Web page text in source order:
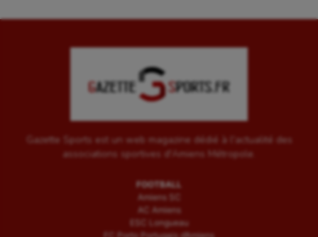
Gazette Sports est un web magazine dédié à l'actualité des
associations sportives d'Amiens Métropole.
FOOTBALL
Amiens SC
AC Amiens
ESC Longueau